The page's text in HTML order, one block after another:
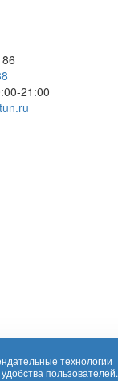
21:00
технологии
пользователей.